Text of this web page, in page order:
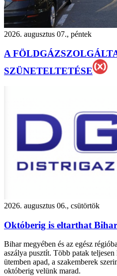
2026. augusztus 07., péntek
A
SZÜNETELTETÉSE
2026. augusztus 06., csütörtök
Októberig is eltarthat
Bihar megyében és az egész
aszálya pusztít. Több patak
ütemben apad, a szakemberek
októberig velünk marad.